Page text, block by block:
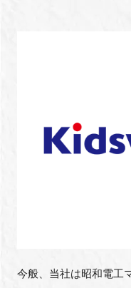
インタビュー・コラム
施設・アクセス
今般、当社は昭和電工